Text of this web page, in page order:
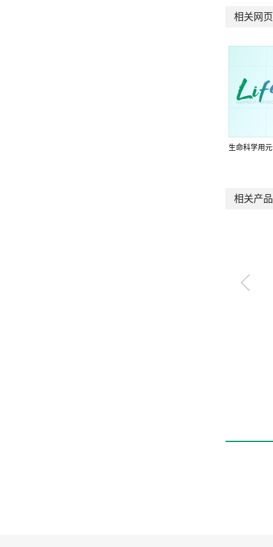
相关网页
生命科学用
相关产品